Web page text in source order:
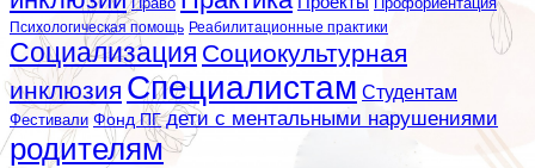
Психологическая помощь Реабилитационные практики
Социализация Социокультурная
инклюзия Специалистам Студентам
Фестивали Фонд ПГ дети с ментальными нарушениями
родителям